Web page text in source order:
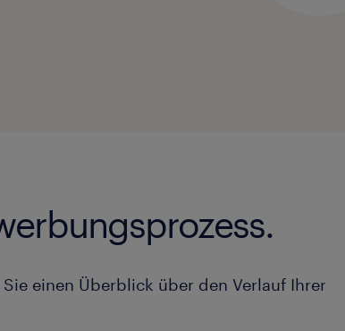
einen Überblick über den Verlauf Ihrer